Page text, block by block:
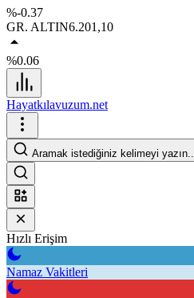
%-0.37
GR. ALTIN6.201,10
%0.06
Hayatkılavuzum.net
Aramak istediğiniz kelimeyi yazın..
Hızlı Erişim
Namaz Vakitleri